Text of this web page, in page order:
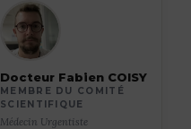
Docteur Fabien COISY
MEMBRE DU COMITÉ
SCIENTIFIQUE
Médecin Urgentiste